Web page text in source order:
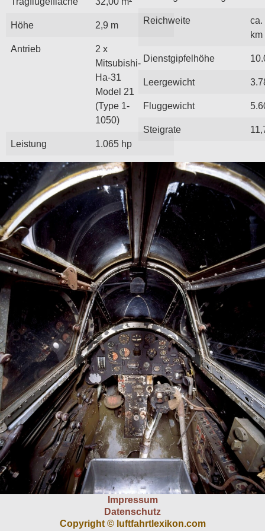
Höhe 2,9 m
Antrieb
2 x
Mitsubishi-
Ha-31
Model 21
(Type 1-
1050)
Leistung 1.065 hp
Reichweite
ca.
km
Dienstgipfelhöhe
Leergewicht
Fluggewicht
Steigrate
Impressum
Datenschutz
Copyright © luftfahrtlexikon.com